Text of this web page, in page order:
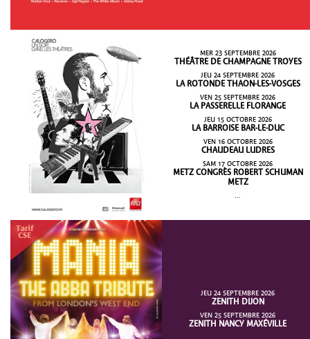
MER 23 SEPTEMBRE 2026
THÉÂTRE DE CHAMPAGNE TROYES
JEU 24 SEPTEMBRE 2026
LA ROTONDE THAON-LES-VOSGES
VEN 25 SEPTEMBRE 2026
LA PASSERELLE FLORANGE
JEU 15 OCTOBRE 2026
LA BARROISE BAR-LE-DUC
VEN 16 OCTOBRE 2026
CHAUDEAU LUDRES
SAM 17 OCTOBRE 2026
METZ CONGRÈS ROBERT SCHUMAN
METZ
...
JEU 24 SEPTEMBRE 2026
ZENITH DIJON
VEN 25 SEPTEMBRE 2026
ZENITH NANCY MAXÉVILLE